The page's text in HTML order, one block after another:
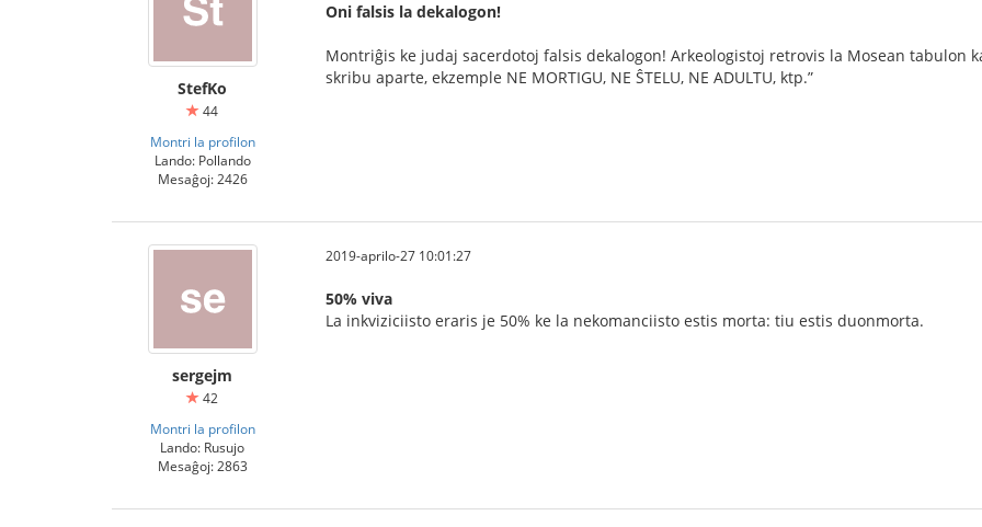
StefKo
44
Montri la profilon
Lando: Pollando
Mesaĝoj: 2426
Oni falsis la dekalogon!
Montriĝis ke judaj sacerdotoj falsis dekalogon! Arkeologistoj retrovis la Mosean tabulon
skribu aparte, ekzemple NE MORTIGU, NE ŜTELU, NE ADULTU, ktp.”
sergejm
42
Montri la profilon
Lando: Rusujo
Mesaĝoj: 2863
2019-aprilo-27 10:01:27
50% viva
La inkviziciisto eraris je 50% ke la nekomanciisto estis morta: tiu estis duonmorta.